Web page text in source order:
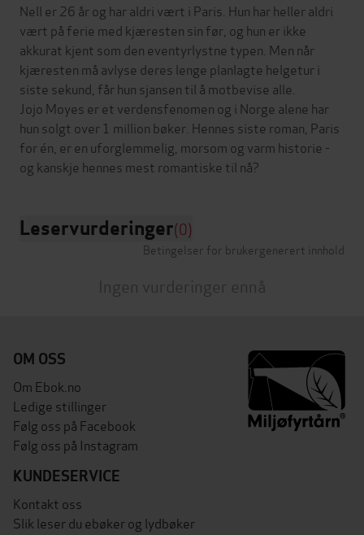
Nell er 26 år og har aldri vært i Paris. Hun har heller aldri
vært på ferie med kjæresten sin før, og hun er ikke
akkurat kjent som den eventyrlystne typen. Men når
kjæresten må avlyse deres lenge planlagte helgetur i
siste sekund, får hun sjansen til å motbevise alle.
Jojo Moyes er et verdensfenomen og i Norge alene har
hun solgt over 1 million bøker. Hennes siste roman, Paris
for én, er en uforglemmelig, morsom og varm historie -
Leservurderinger(0)
Betingelser for brukergenerert innhold
Ingen vurderinger ennå
OM OSS
Om Ebok.no
Ledige stillinger
Følg oss på Facebook
Følg oss på Instagram
KUNDESERVICE
Kontakt oss
Slik leser du ebøker og lydbøker